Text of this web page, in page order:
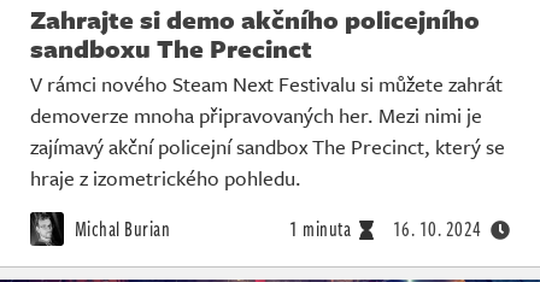
Zahrajte si demo akčního policejního
sandboxu The Precinct
V rámci nového Steam Next Festivalu si můžete zahrát
demoverze mnoha připravovaných her. Mezi nimi je
zajímavý akční policejní sandbox The Precinct, který se
hraje z izometrického pohledu.
Michal Burian 1 minuta 16. 10. 2024